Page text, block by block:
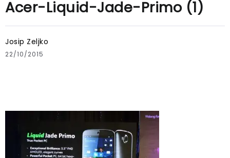
Acer-Liquid-Jade-Primo (1)
Josip Zeljko
22/10/2015